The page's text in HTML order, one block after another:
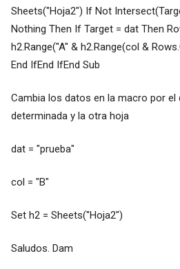
Sheets("Hoja2") If Not
Nothing Then If Target = dat Then
h2.Range("A" & h2.Range(col &
End IfEnd IfEnd Sub
Cambia los datos en la macro por el
determinada y la otra hoja
dat = "prueba"
col = "B"
Set h2 = Sheets("Hoja2")
Saludos. Dam